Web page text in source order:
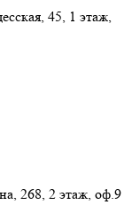
45, 1 этаж,
268, 2 этаж, оф.9